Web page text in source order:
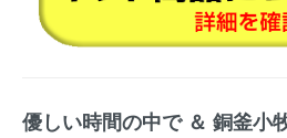
優しい時間の中で ＆ 銅釜小